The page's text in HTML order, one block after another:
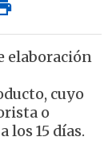
elaboración
cuyo
o
15 días.